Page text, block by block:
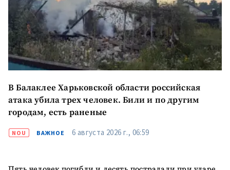
В Балаклее Харьковской области российская
атака убила трех человек. Били и по другим
городам, есть раненые
NOU ВАЖНОЕ 6 августа 2026 г., 06:59